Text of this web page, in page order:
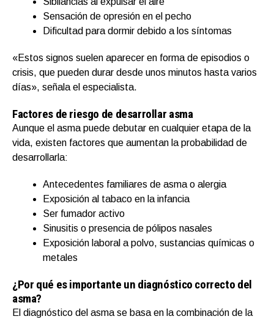
Sensación de opresión en el pecho
Dificultad para dormir debido a los síntomas
«Estos signos suelen aparecer en forma de episodios o
crisis, que pueden durar desde unos minutos hasta varios
días», señala el especialista.
Factores de riesgo de desarrollar asma
Aunque el asma puede debutar en cualquier etapa de la
vida, existen factores que aumentan la probabilidad de
desarrollarla:
Antecedentes familiares de asma o alergia
Exposición al tabaco en la infancia
Ser fumador activo
Sinusitis o presencia de pólipos nasales
Exposición laboral a polvo, sustancias químicas o
metales
¿Por qué es importante un diagnóstico correcto del
asma?
El diagnóstico del asma se basa en la combinación de la